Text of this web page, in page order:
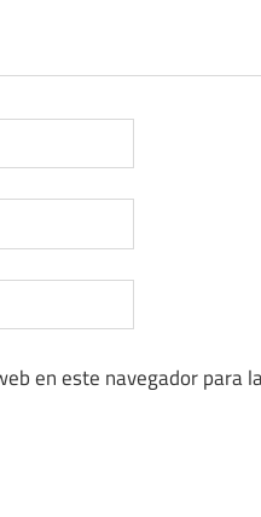
en este navegador para